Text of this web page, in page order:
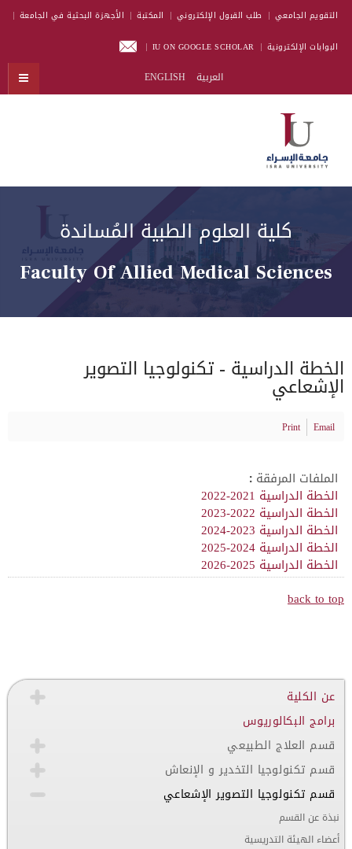
التقويم الجامعي طلب القبول الإلكتروني المكتبة الأجهزة البحثية في الجامعة
البوابات الإلكترونية IU ON GOOGLE SCHOLAR
العربية ENGLISH
كلية العلوم الطبية المُساندة
Faculty Of Allied Medical Sciences
الخطة الدراسية - تكنولوجيا التصوير
الإشعاعي
Print Email
الملفات المرفقة :
الخطة الدراسية 2021-2022
الخطة الدراسية 2022-2023
الخطة الدراسية 2023-2024
الخطة الدراسية 2024-2025
الخطة الدراسية 2025-2026
back to top
عن الكلية
برامج البكالوريوس
قسم العلاج الطبيعي
قسم تكنولوجيا التخدير و الإنعاش
قسم تكنولوجيا التصوير الإشعاعي
نبذة عن القسم
أعضاء الهيئة التدريسية